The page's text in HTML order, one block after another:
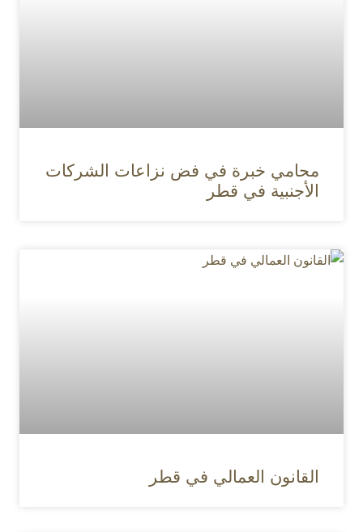
محامي خبرة في فض نزاعات الشركات
الأجنبية في قطر
القانون العمالي في قطر